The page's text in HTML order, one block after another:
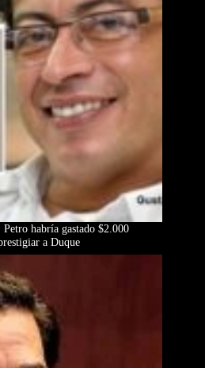
habría gastado $2.000
a Duque